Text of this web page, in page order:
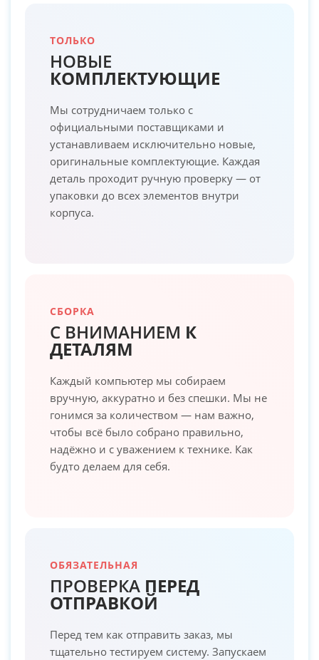
ТОЛЬКО
НОВЫЕ
КОМПЛЕКТУЮЩИЕ
Мы сотрудничаем только с
официальными поставщиками и
устанавливаем исключительно новые,
оригинальные комплектующие. Каждая
деталь проходит ручную проверку — от
упаковки до всех элементов внутри
корпуса.
СБОРКА
С ВНИМАНИЕМ К
ДЕТАЛЯМ
Каждый компьютер мы собираем
вручную, аккуратно и без спешки. Мы не
гонимся за количеством — нам важно,
чтобы всё было собрано правильно,
надёжно и с уважением к технике. Как
будто делаем для себя.
ОБЯЗАТЕЛЬНАЯ
ПРОВЕРКА ПЕРЕД
ОТПРАВКОЙ
Перед тем как отправить заказ, мы
тщательно тестируем систему. Запускаем